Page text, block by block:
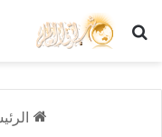
بحث عن